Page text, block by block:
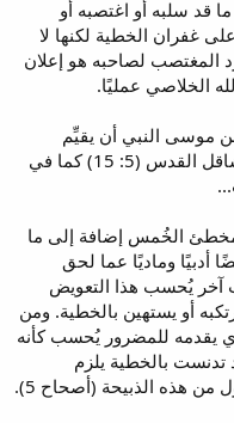
قد سلبه أو اغتصبه أو
غفران الخطية لكنها لا
لصاحبه هو إعلان
الخلاصي عمليًا.
موسى النبي أن يقيِّم
الخسارة أو الضرر، لكن ليس بشاقل القدس (5: 15) كما في
الخُمس إضافة إلى ما
أدبيًا وماديًا عما لحق
آخر يُحسب هذا التعويض
أو يستهين بالخطية. ومن
يقدمه للمضرور يُحسب كأنه
بالخطية يلزم
من هذه الذبيحة (أصحاح 5).